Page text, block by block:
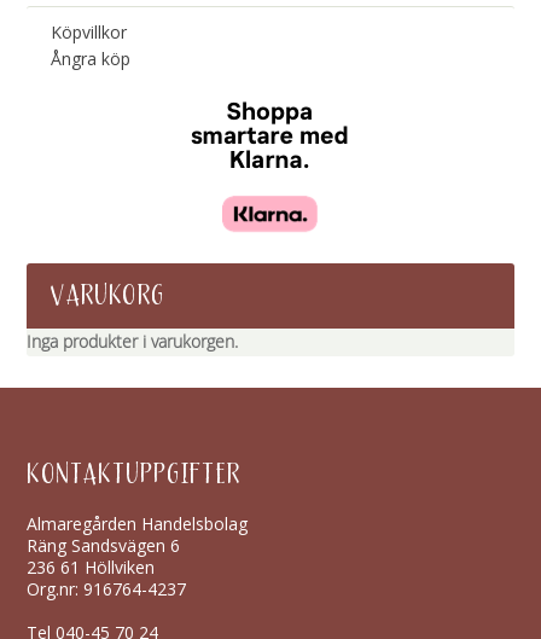
Köpvillkor
Ångra köp
VARUKORG
Inga produkter i varukorgen.
KONTAKTUPPGIFTER
Almaregården Handelsbolag
Räng Sandsvägen 6
236 61 Höllviken
Org.nr: 916764-4237
Tel040-45 70 24